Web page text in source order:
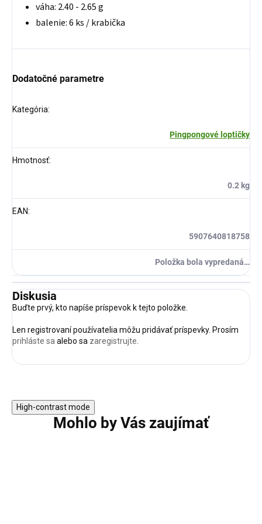
váha: 2.40 - 2.65 g
balenie: 6 ks / krabička
Dodatočné parametre
Kategória:
Pingpongové loptičky
Hmotnosť:
0.2 kg
EAN:
5907640818758
Položka bola vypredaná…
Diskusia
Buďte prvý, kto napíše príspevok k tejto položke.
Len registrovaní používatelia môžu pridávať príspevky. Prosím
prihláste sa alebo sa zaregistrujte
High-contrast mode
Mohlo by Vás zaujímať